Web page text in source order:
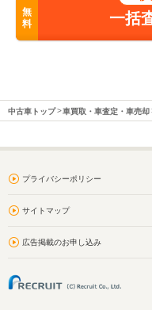
無
料
一括
中古車トップ 車買取・車査定・車売却
プライバシーポリシー
サイトマップ
広告掲載のお申し込み